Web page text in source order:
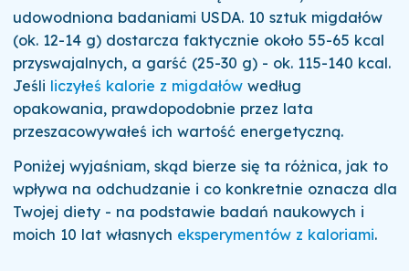
udowodniona badaniami USDA. 10 sztuk migdałów
(ok. 12-14 g) dostarcza faktycznie około 55-65 kcal
przyswajalnych, a garść (25-30 g) - ok. 115-140 kcal.
Jeśli liczyłeś kalorie z migdałówwedług
opakowania, prawdopodobnie przez lata
przeszacowywałeś ich wartość energetyczną.
Poniżej wyjaśniam, skąd bierze się ta różnica, jak to
wpływa na odchudzanie i co konkretnie oznacza dla
Twojej diety - na podstawie badań naukowych i
moich 10 lat własnych eksperymentów z kaloriami.